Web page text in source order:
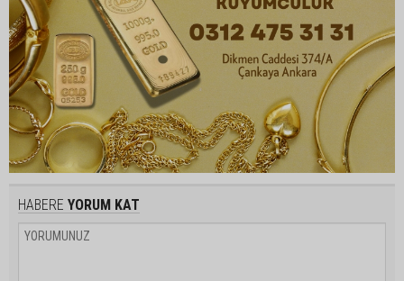
HABERE YORUM KAT